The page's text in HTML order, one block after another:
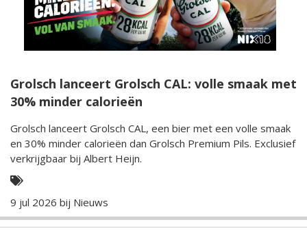
Grolsch lanceert Grolsch CAL: volle smaak met
30% minder calorieën
Grolsch lanceert Grolsch CAL, een bier met een volle smaak
en 30% minder calorieën dan Grolsch Premium Pils. Exclusief
verkrijgbaar bij Albert Heijn.
9 jul 2026 bij Nieuws